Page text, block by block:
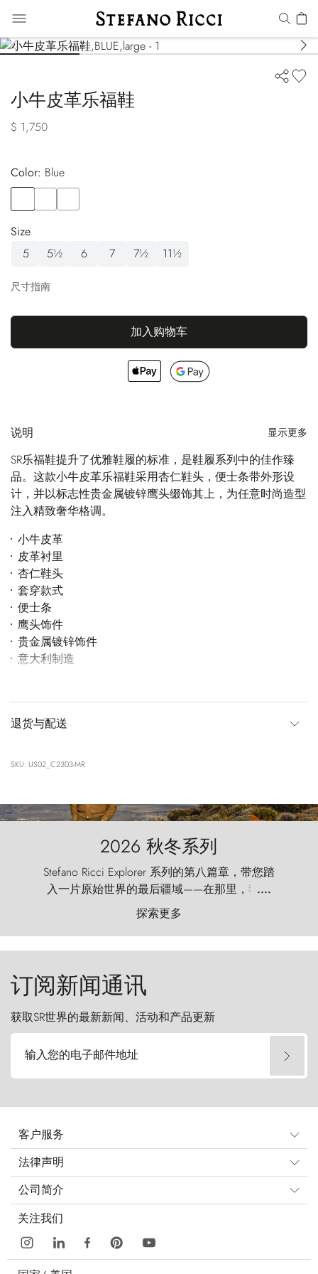
小牛皮革乐福鞋
$ 1,750
Color:
blue
Size
5
5½ 6 7 7½ 11½
尺寸指南
加入购物车
说明 显示更多
SR乐福鞋提升了优雅鞋履的标准，是鞋履系列中的佳作臻
品。这款小牛皮革乐福鞋采用杏仁鞋头，便士条带外形设
计，并以标志性贵金属镀锌鹰头缀饰其上，为任意时尚造型
注入精致奢华格调。
小牛皮革
皮革衬里
杏仁鞋头
套穿款式
便士条
鹰头饰件
贵金属镀锌饰件
意大利制造
退货与配送
SKU: US02_C2303-MR
2026 秋冬系列
Stefano Ricci Explorer 系列的第八篇章，带您踏
入一片原始世界的最后疆域——在那里，狂风
以远古的怒号雕琢着自然，而百内塔（Torres
del Paine）则宛如石砌的哨兵，傲然向苍穹发
起挑战。
....
探索更多
订阅新闻通讯
获取SR世界的最新新闻、活动和产品更新
输入您的电子邮件地址
客户服务
法律声明
公司简介
关注我们